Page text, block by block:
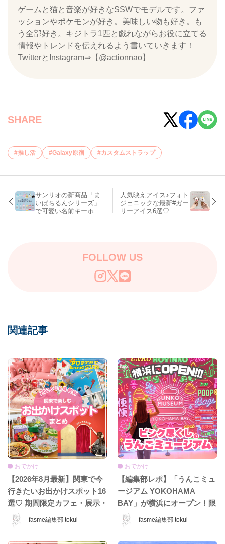
ゲームと猫と音楽が好きなSSWでモデルです。ファ
ッションやポケモンが好き。美味しい物も好き。も
う全部好き。キジトラ1匹と戯れながらお役に立てる
情報やトレンドを伝えれるよう書いていきます！
TwitterとInstagram⇒【@actionnao】
SHARE
推し活 Galaxy原宿 カスタムストラップ
サンリオの新商品「ま
いぱちるんシリーズ」
で可愛い名前キーホル
人気映えアイス♪フォト
ジェニックな最新#ガー
リーアイス6選♡
FOLLOW US
関連記事
fasme編集部 tokui
おでかけ
【2026年8月最新】関東で今
行きたいお出かけスポット16
選♡ 期間限定カフェ・展示・
POPUPまとめ
fasme編集部 tokui
おでかけ
【編集部レポ】「うんこミュ
ージアム YOKOHAMA
BAY」が横浜にオープン！限
定コンテンツ＆グッズをひと
足先に体験♡